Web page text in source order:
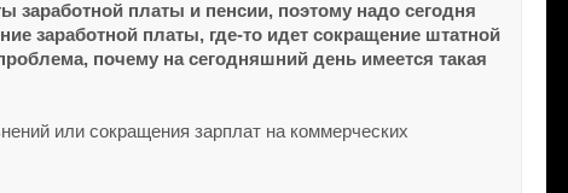
заработной платы и пенсии, поэтому надо сегодня
заработной платы, где-то идет сокращение штатной
почему на сегодняшний день имеется такая
или сокращения зарплат на коммерческих